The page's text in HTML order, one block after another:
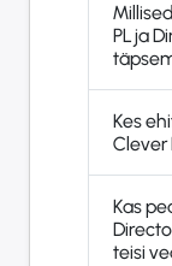
PL ja
Kes
Clever
Kas
teisi